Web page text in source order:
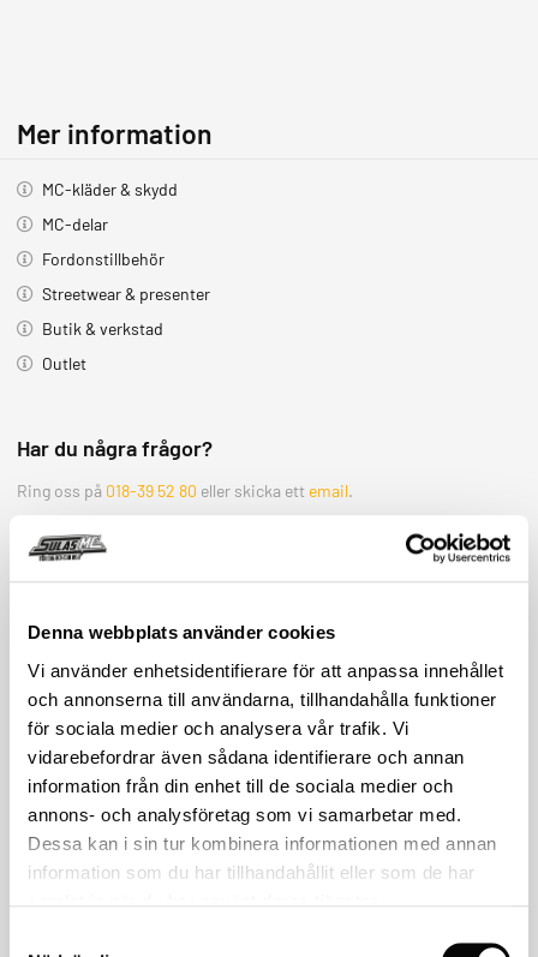
Denna webbplats använder cookies
Vi använder enhetsidentifierare för att anpassa innehållet
och annonserna till användarna, tillhandahålla funktioner
för sociala medier och analysera vår trafik. Vi
vidarebefordrar även sådana identifierare och annan
information från din enhet till de sociala medier och
annons- och analysföretag som vi samarbetar med.
Dessa kan i sin tur kombinera informationen med annan
information som du har tillhandahållit eller som de har
Mer information
MC-kläder & skydd
MC-delar
Fordonstillbehör
Streetwear & presenter
Butik & verkstad
Outlet
Har du några frågor?
Ring oss på 018-39 52 80 eller skicka ett email.
KONTAKTA OSS
Relaterade produkter